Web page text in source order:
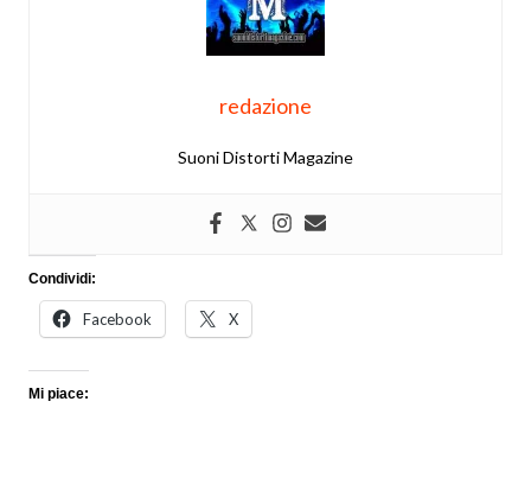
redazione
Suoni Distorti Magazine
Condividi:
Facebook X
Mi piace: